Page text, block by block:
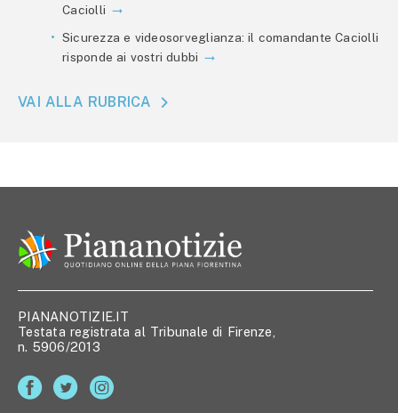
Caciolli
Sicurezza e videosorveglianza: il comandante Caciolli
risponde ai vostri dubbi
VAI ALLA RUBRICA
PIANANOTIZIE.IT
Testata registrata al Tribunale di Firenze,
n. 5906/2013